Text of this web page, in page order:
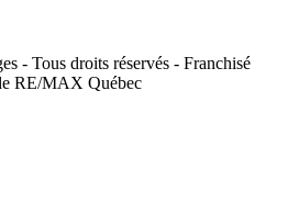
- Tous droits réservés - Franchisé
RE/MAX Québec